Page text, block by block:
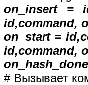
on_insert =
id,command,
on_start =
id,command,
# Вызывает